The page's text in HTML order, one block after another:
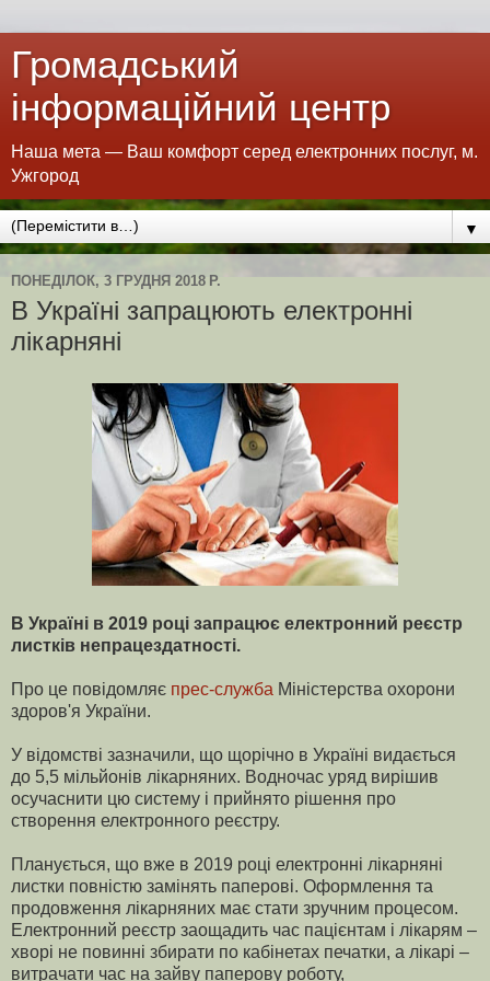
Громадський
інформаційний центр
Наша мета — Ваш комфорт серед електронних послуг, м.
Ужгород
▼
ПОНЕДІЛОК, 3 ГРУДНЯ 2018 Р.
В Україні запрацюють електронні
лікарняні
В Україні в 2019 році запрацює електронний реєстр
листків непрацездатності.
Про це повідомляє прес-служба Міністерства охорони
здоров'я України.
У відомстві зазначили, що щорічно в Україні видається
до 5,5 мільйонів лікарняних. Водночас уряд вирішив
осучаснити цю систему і прийнято рішення про
створення електронного реєстру.
Планується, що вже в 2019 році електронні лікарняні
листки повністю замінять паперові. Оформлення та
продовження лікарняних має стати зручним процесом.
Електронний реєстр заощадить час пацієнтам і лікарям –
хворі не повинні збирати по кабінетах печатки, а лікарі –
витрачати час на зайву паперову роботу,